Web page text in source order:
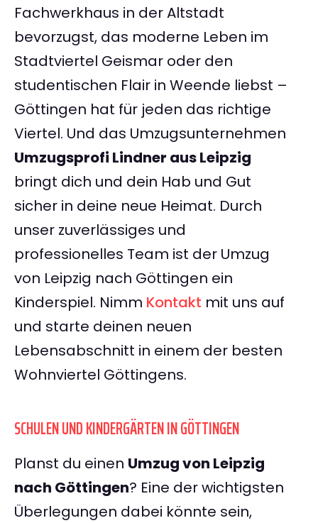
Fachwerkhaus in der Altstadt
bevorzugst, das moderne Leben im
Stadtviertel Geismar oder den
studentischen Flair in Weende liebst –
Göttingen hat für jeden das richtige
Viertel. Und das Umzugsunternehmen
Umzugsprofi Lindner aus Leipzig
bringt dich und dein Hab und Gut
sicher in deine neue Heimat. Durch
unser zuverlässiges und
professionelles Team ist der Umzug
von Leipzig nach Göttingen ein
Kinderspiel. Nimm Kontakt mit uns auf
und starte deinen neuen
Lebensabschnitt in einem der besten
Wohnviertel Göttingens.
SCHULEN UND KINDERGÄRTEN IN GÖTTINGEN
Planst du einen Umzug von Leipzig
nach Göttingen? Eine der wichtigsten
Überlegungen dabei könnte sein,